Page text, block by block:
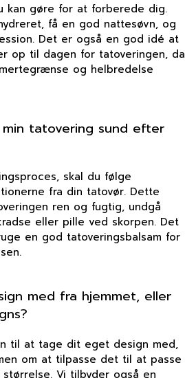
kan gøre for at forberede dig.
få en god nattesøvn, og
Det er også en god idé at
op til dagen for tatoveringen, da
og helbredelse
tatovering sund efter
skal du følge
fra din tatovør. Dette
ren og fugtig, undgå
eller pille ved skorpen. Det
en god tatoveringsbalsam for
med fra hjemmet, eller
til at tage dit eget design med,
om at tilpasse det til at passe
Vi tilbyder også en